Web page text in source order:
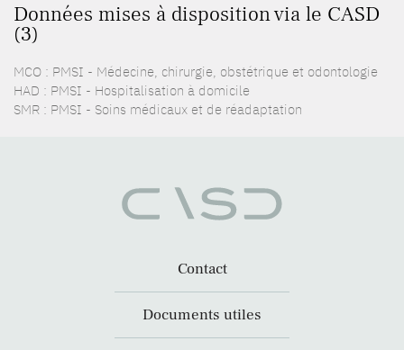
Données mises à disposition via le CASD
(3)
MCO : PMSI - Médecine, chirurgie, obstétrique et odontologie
HAD : PMSI - Hospitalisation à domicile
SMR : PMSI - Soins médicaux et de réadaptation
Contact
Documents utiles